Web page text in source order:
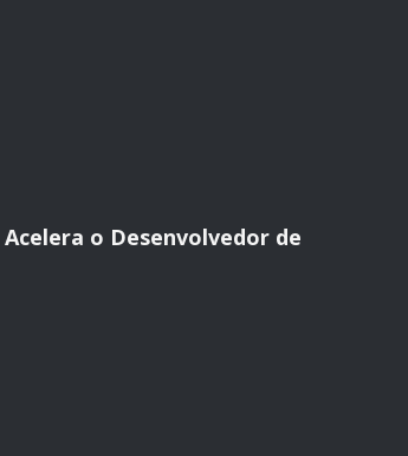
o Desenvolvedor de